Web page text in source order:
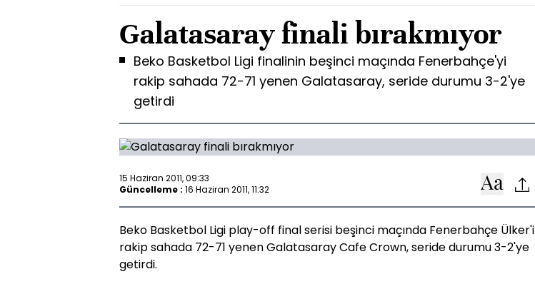
Galatasaray finali bırakmıyor
Beko Basketbol Ligi finalinin beşinci maçında Fenerbahçe'yi
rakip sahada 72-71 yenen Galatasaray, seride durumu 3-2'ye
getirdi
15 Haziran 2011, 09:33
Güncelleme : 16 Haziran 2011, 11:32
Beko Basketbol Ligi play-off final serisi beşinci maçında Fenerbahçe Ülker'i
rakip sahada 72-71 yenen Galatasaray Cafe Crown, seride durumu 3-2'ye
getirdi.